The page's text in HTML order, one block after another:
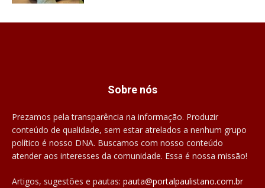
Sobre nós
Prezamos pela transparência na informação. Produzir
conteúdo de qualidade, sem estar atrelados a nenhum grupo
político é nosso DNA. Buscamos com nosso conteúdo
atender aos interesses da comunidade. Essa é nossa missão!
Artigos, sugestões e pautas: pauta@portalpaulistano.com.br